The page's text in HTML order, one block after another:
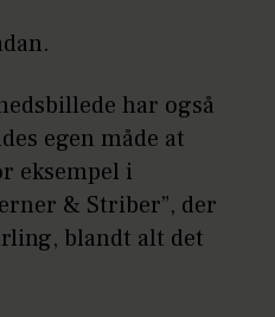
har også
egen måde at
eksempel i
& Striber”, der
blandt alt det